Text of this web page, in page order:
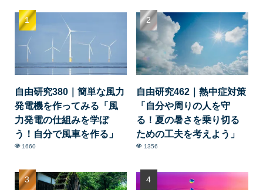
自由研究380｜簡単な風力
発電機を作ってみる「風
力発電の仕組みを学ぼ
う！自分で風車を作る」
1660
自由研究462｜熱中症対策
「自分や周りの人を守
る！夏の暑さを乗り切る
ための工夫を考えよう」
1356